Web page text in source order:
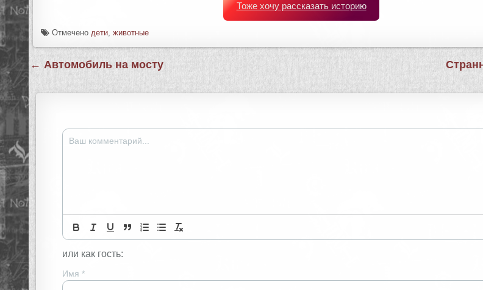
Тоже хочу рассказать историю
Отмечено дети ,животные
Навигация
записям
← Автомобиль на мосту
или как гость:
Имя *